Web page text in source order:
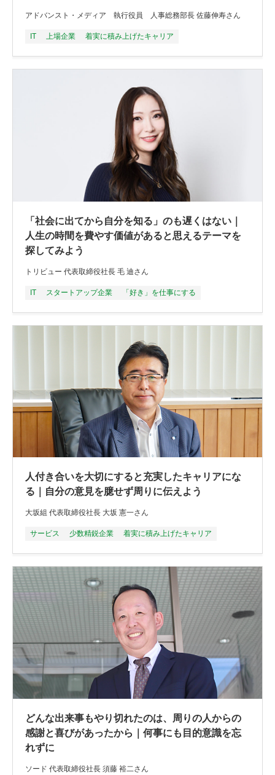
アドバンスト・メディア 執行役員 人事総務部長 佐藤伸寿さん
IT 上場企業 着実に積み上げたキャリア
「社会に出てから自分を知る」のも遅くはない｜
人生の時間を費やす価値があると思えるテーマを
探してみよう
トリビュー 代表取締役社長 毛 迪さん
IT スタートアップ企業 「好き」を仕事にする
人付き合いを大切にすると充実したキャリアにな
る｜自分の意見を臆せず周りに伝えよう
大坂組 代表取締役社長 大坂 憲一さん
サービス 少数精鋭企業 着実に積み上げたキャリア
どんな出来事もやり切れたのは、周りの人からの
感謝と喜びがあったから｜何事にも目的意識を忘
れずに
ソード 代表取締役社長 須藤 裕二さん